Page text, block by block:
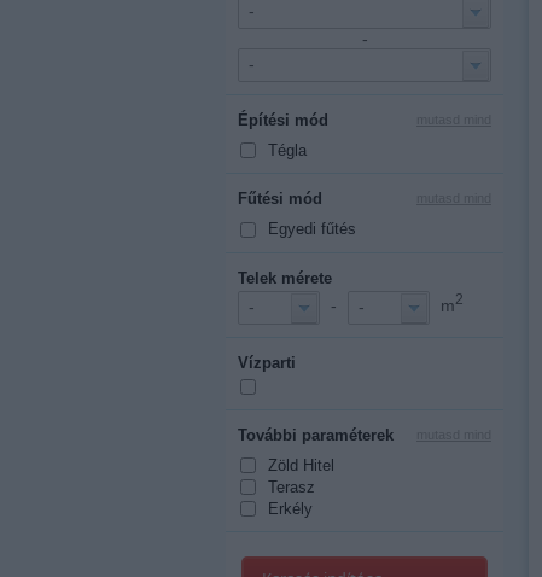
-
-
-
Építési mód
Tégla
Fűtési mód
Egyedi fűtés
Telek mérete
- - - m2
Vízparti
További paraméterek
Zöld Hitel
Terasz
Erkély